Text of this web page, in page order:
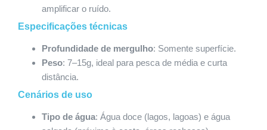
amplificar o ruído.
Especificações técnicas
Profundidade de mergulho: Somente superfície.
Peso: 7–15g, ideal para pesca de média e curta
distância.
Cenários de uso
Tipo de água: Água doce (lagos, lagoas) e água